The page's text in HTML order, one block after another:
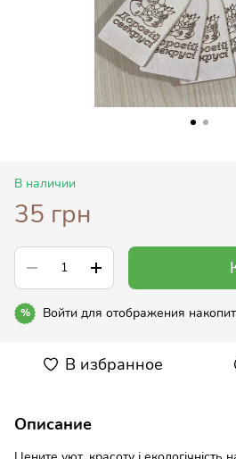
В наличии
35 грн
% Войти для отображения
В избранное
Описание